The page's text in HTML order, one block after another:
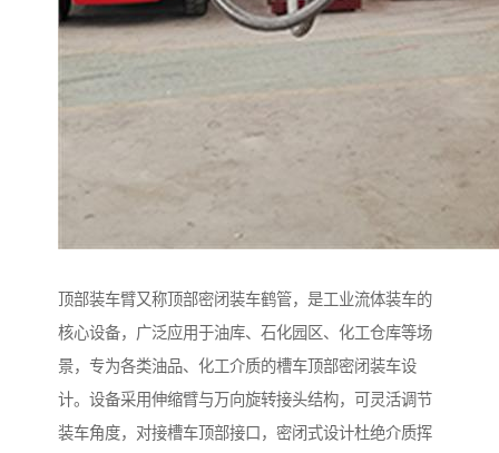
顶部装车臂又称顶部密闭装车鹤管，是工业流体装车的
核心设备，广泛应用于油库、石化园区、化工仓库等场
景，专为各类油品、化工介质的槽车顶部密闭装车设
计。设备采用伸缩臂与万向旋转接头结构，可灵活调节
装车角度，对接槽车顶部接口，密闭式设计杜绝介质挥